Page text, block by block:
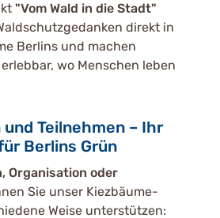
"Vom Wald in die Stadt"
direkt in
Berlins und machen
wo Menschen leben
Teilnehmen – Ihr
Berlins Grün
Organisation oder
Sie unser Kiezbäume-
Weise unterstützen: